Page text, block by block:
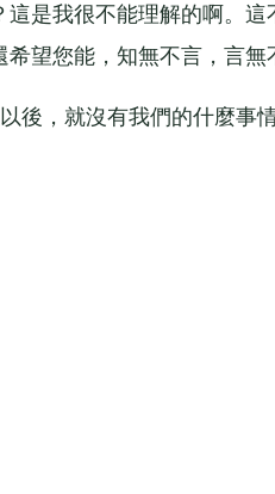
是我很不能理解的啊。
望您能，知無不言，言無
，就沒有我們的什麼事